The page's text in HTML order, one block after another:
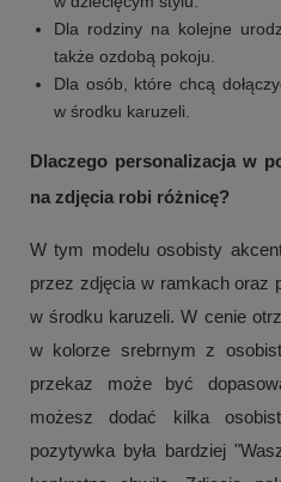
+
Dla rodziny na kolejne
także ozdobą pokoju.
Dla osób, które chcą
w środku karuzeli.
Dlaczego personalizacja w
na zdjęcia robi różnicę?
W tym modelu osobisty
przez zdjęcia w ramkach oraz
w środku karuzeli. W cenie
w kolorze srebrnym z
przekaz może być
możesz dodać kilka
pozytywka była bardziej